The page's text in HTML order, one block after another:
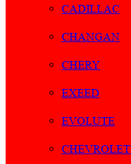
CADILLAC
CHANGAN
CHERY
EXEED
EVOLUTE
CHEVROLET